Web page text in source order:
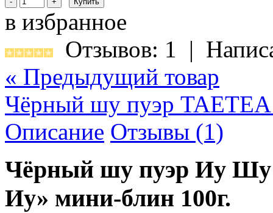
в избранное
Отзывов: 1 |
« Предыдущий товар
Чёрный шу пуэр
Описание Отзывы (1)
Чёрный шу пуэр Иу
Иу» мини-блин 100г.